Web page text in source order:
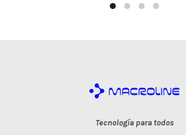
Tecnología para todos